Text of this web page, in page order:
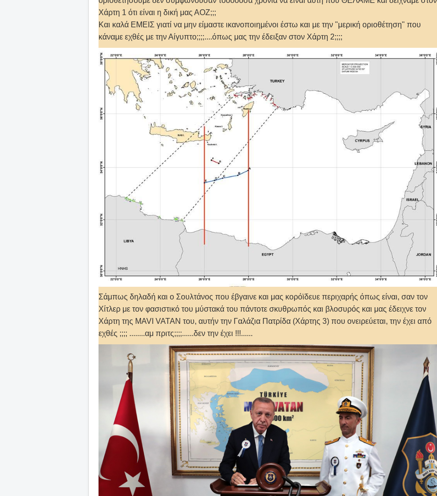
Χάρτη 1 ότι είναι η δική μας ΑΟΖ;;;
Και καλά ΕΜΕΙΣ γιατί να μην είμαστε ικανοποιημένοι έστω και με την "μερική οριοθέτηση" που
κάναμε εχθές με την Αίγυπτο;;;;....όπως μας την έδειξαν στον Χάρτη 2;;;;
Σάμπως δηλαδή και ο Σουλτάνος που έβγαινε και μας κορόϊδευε περιχαρής όπως είναι, σαν τον
Χίτλερ με τον φασιστικό του μύστακά του πάντοτε σκυθρωπός και βλοσυρός και μας έδειχνε τον
Χάρτη της MAVI VATAN του, αυτήν την Γαλάζια Πατρίδα (Χάρτης 3) που ονειρεύεται, την έχει από
εχθές ;;;; ........αμ πριτς;;;;......δεν την έχει !!!......